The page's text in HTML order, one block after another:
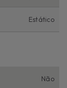
Estático
Não